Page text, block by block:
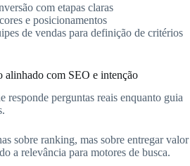
com etapas claras
e posicionamentos
de vendas para definição de critérios
alinhado com SEO e intenção
responde perguntas reais enquanto guia
sobre ranking, mas sobre entregar valor
a relevância para motores de busca.